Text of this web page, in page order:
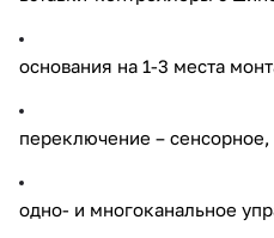
основания на 1-3 места
переключение –
одно- и многоканальное